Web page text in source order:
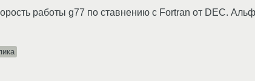
работы g77 по ставнению с Fortran от DEC.